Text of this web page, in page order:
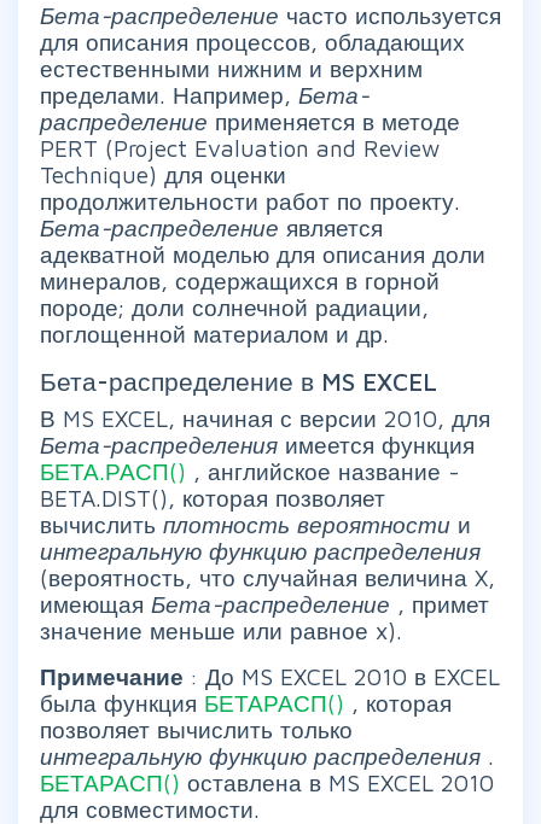
Бета-распределение часто используется
для описания процессов, обладающих
естественными нижним и верхним
пределами. Например, Бета-
распределение применяется в методе
PERT (Project Evaluation and Review
Technique) для оценки
продолжительности работ по проекту.
Бета-распределение является
адекватной моделью для описания доли
минералов, содержащихся в горной
породе; доли солнечной радиации,
поглощенной материалом и др.
Бета-распределение в MS EXCEL
В MS EXCEL, начиная с версии 2010, для
Бета-распределения имеется функция
БЕТА.РАСП() , английское название -
BETA.DIST(), которая позволяет
вычислить плотность вероятности и
интегральную функцию распределения
(вероятность, что случайная величина X,
имеющая Бета-распределение , примет
значение меньше или равное x).
Примечание : До MS EXCEL 2010 в EXCEL
была функция БЕТАРАСП() , которая
позволяет вычислить только
интегральную функцию распределения .
БЕТАРАСП() оставлена в MS EXCEL 2010
для совместимости.